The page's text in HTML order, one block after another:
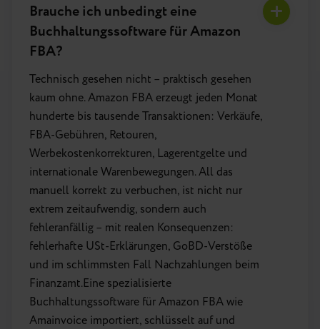
Brauche ich unbedingt eine
Buchhaltungssoftware für Amazon
FBA?
Technisch gesehen nicht – praktisch gesehen
kaum ohne. Amazon FBA erzeugt jeden Monat
hunderte bis tausende Transaktionen: Verkäufe,
FBA-Gebühren, Retouren,
Werbekostenkorrekturen, Lagerentgelte und
internationale Warenbewegungen. All das
manuell korrekt zu verbuchen, ist nicht nur
extrem zeitaufwendig, sondern auch
fehleranfällig – mit realen Konsequenzen:
fehlerhafte USt-Erklärungen, GoBD-Verstöße
und im schlimmsten Fall Nachzahlungen beim
Finanzamt.Eine spezialisierte
Buchhaltungssoftware für Amazon FBA wie
Amainvoice importiert, schlüsselt auf und